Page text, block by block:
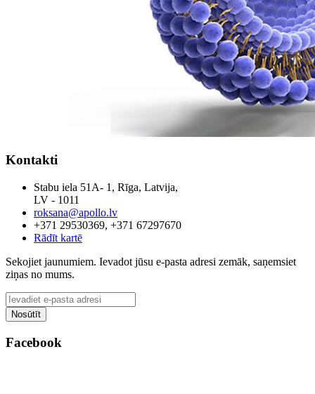
Kontakti
Stabu iela 51A- 1, Rīga, Latvija,
LV - 1011
roksana@apollo.lv
+371 29530369, +371 67297670
Rādīt kartē
Sekojiet jaunumiem. Ievadot jūsu e-pasta adresi zemāk, saņemsiet
ziņas no mums.
Facebook